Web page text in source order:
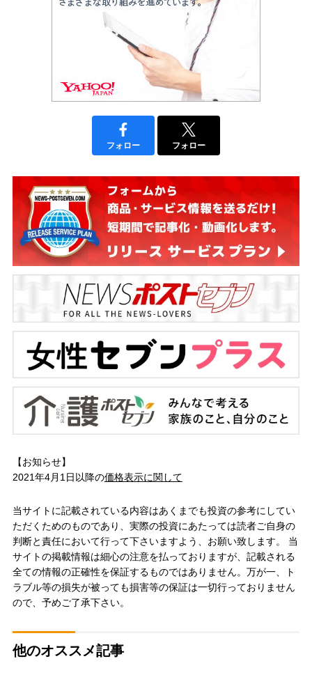
フォロー フォロー
【お知らせ】
2021年4月1日以降の価格表示に関して
当サイトに記載されている内容はあくまでも投資の参考にしてい
ただくためのものであり、実際の投資にあたっては読者ご自身の
判断と責任において行って下さいますよう、お願い致します。 当
サイトの掲載情報は細心の注意を払っておりますが、記載される
全ての情報の正確性を保証するものではありません。万が一、ト
ラブル等の損失が被っても損害等の保証は一切行っておりません
ので、予めご了承下さい。
他のオススメ記事